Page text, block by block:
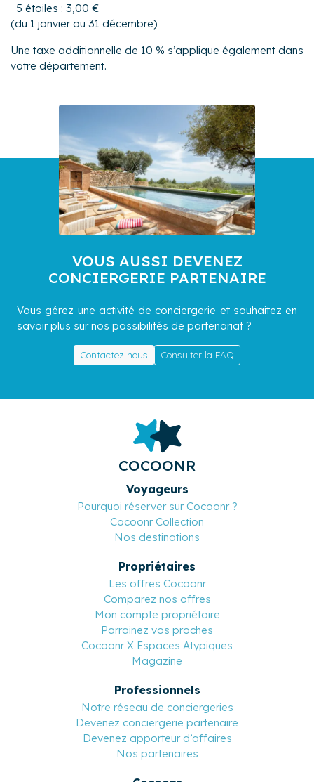
5 étoiles : 3,00 €
(du 1 janvier au 31 décembre)
Une taxe additionnelle de 10 % s’applique également dans
votre département.
VOUS AUSSI DEVENEZ
CONCIERGERIE PARTENAIRE
Vous gérez une activité de conciergerie et souhaitez en
savoir plus sur nos possibilités de partenariat ?
Contactez-nous Consulter la FAQ
COCOONR
Voyageurs
Pourquoi réserver sur Cocoonr ?
Cocoonr Collection
Nos destinations
Propriétaires
Les offres Cocoonr
Comparez nos offres
Mon compte propriétaire
Parrainez vos proches
Cocoonr X Espaces Atypiques
Magazine
Professionnels
Notre réseau de conciergeries
Devenez conciergerie partenaire
Devenez apporteur d’affaires
Nos partenaires